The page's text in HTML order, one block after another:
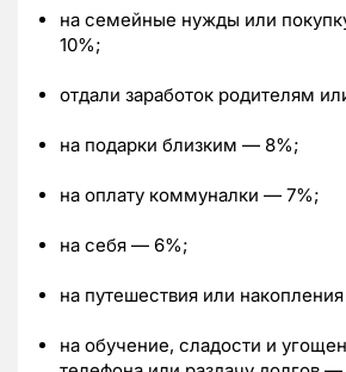
на семейные нужды или
10%;
отдали заработок родителям
на подарки близким — 8%;
на оплату коммуналки — 7%;
на себя — 6%;
на путешествия или
на обучение, сладости и